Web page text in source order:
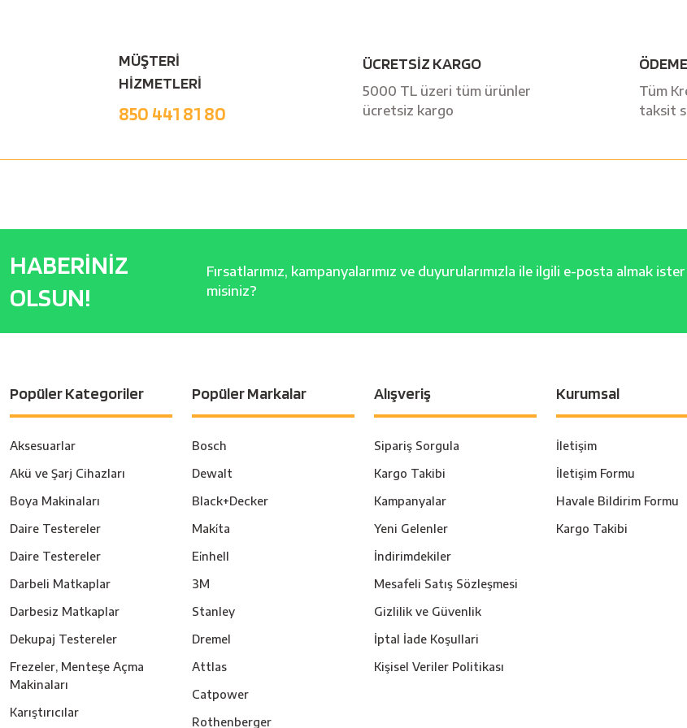
MÜŞTERİ
HİZMETLERİ
850 441 81 80
ÜCRETSİZ KARGO
5000 TL üzeri tüm ürünler
ücretsiz kargo
Tüm
taksit
HABERİNİZ
OLSUN!
Fırsatlarımız, kampanyalarımız ve duyurularımızla ile ilgili e-posta almak ister
misiniz?
Popüler Kategoriler
Aksesuarlar
Akü ve Şarj Cihazları
Boya Makinaları
Daire Testereler
Daire Testereler
Darbeli Matkaplar
Darbesiz Matkaplar
Dekupaj Testereler
Frezeler, Menteşe Açma
Makinaları
Karıştırıcılar
Popüler Markalar
Bosch
Dewalt
Black+Decker
Maki̇ta
Ei̇nhell
3M
Stanley
Dremel
Attlas
Catpower
Rothenberger
Alışveriş
Sipariş Sorgula
Kargo Takibi
Kampanyalar
Yeni Gelenler
İndirimdekiler
Mesafeli Satış Sözleşmesi
Gizlilik ve Güvenlik
İptal İade Koşullari
Kişisel Veriler Politikası
Kurumsal
İletişim
İletişim Formu
Havale Bildirim Formu
Kargo Takibi